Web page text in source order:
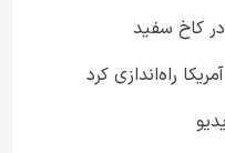
کاخ سفید